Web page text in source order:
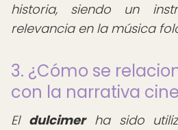
historia, siendo un
relevancia en la música
3. ¿Cómo se
con la narrativa
El dulcimerha sido